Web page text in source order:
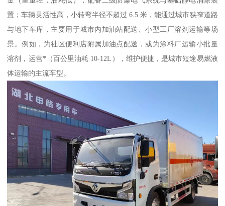
置；车辆灵活性高，小转弯半径不超过 6.5 米，能通过城市狭窄道路
与地下车库，主要用于城市内加油站配送、小型工厂溶剂运输等场
景。例如，为社区便利店附属加油点配送，或为涂料厂运输小批量
溶剂，运营*（百公里油耗 10-12L），维护便捷，是城市短途易燃液
体运输的主流车型。​